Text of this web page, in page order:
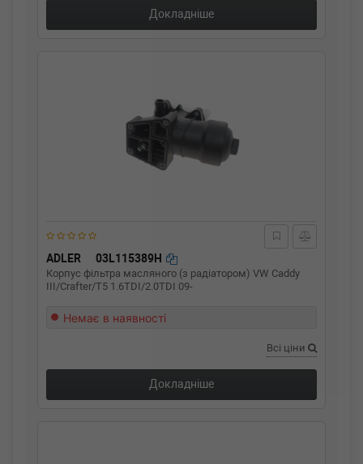
Докладніше
ADLER 03L115389H
Корпус фільтра масляного (з радіатором) VW Caddy
III/Crafter/T5 1.6TDI/2.0TDI 09-
Немає в наявності
Всі ціни
Докладніше